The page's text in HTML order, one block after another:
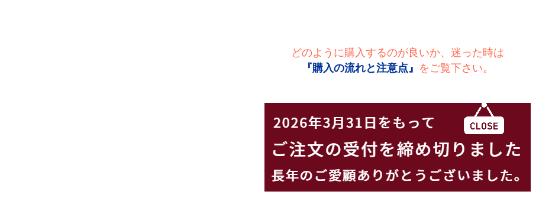
どのように購入するのが良いか、迷った時は
『購入の流れと注意点』 をご覧下さい。